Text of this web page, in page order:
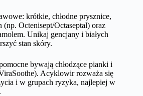
krótkie, chłodne prysznice,
(np. Octenisept/Octaseptal) oraz
Unikaj gencjany i białych
stan skóry.
bywają chłodzące pianki i
Acyklowir rozważa się
i w grupach ryzyka, najlepiej w